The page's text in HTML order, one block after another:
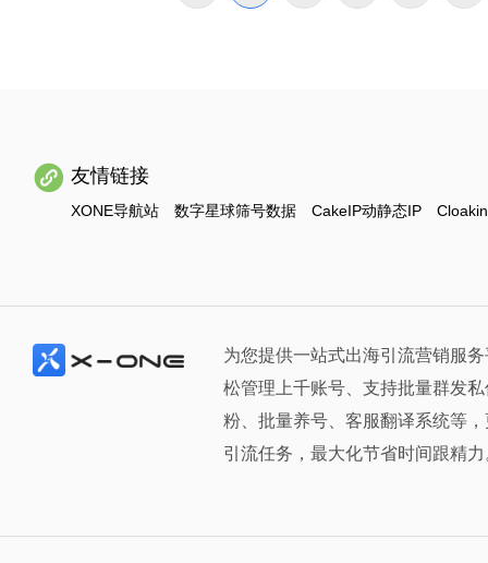
友情链接
XONE导航站 数字星球筛号数据 CakeIP动静态IP
为您提供一站式出海引流营销服
松管理上千账号、支持批量群发
粉、批量养号、客服翻译系统等
引流任务，最大化节省时间跟精力